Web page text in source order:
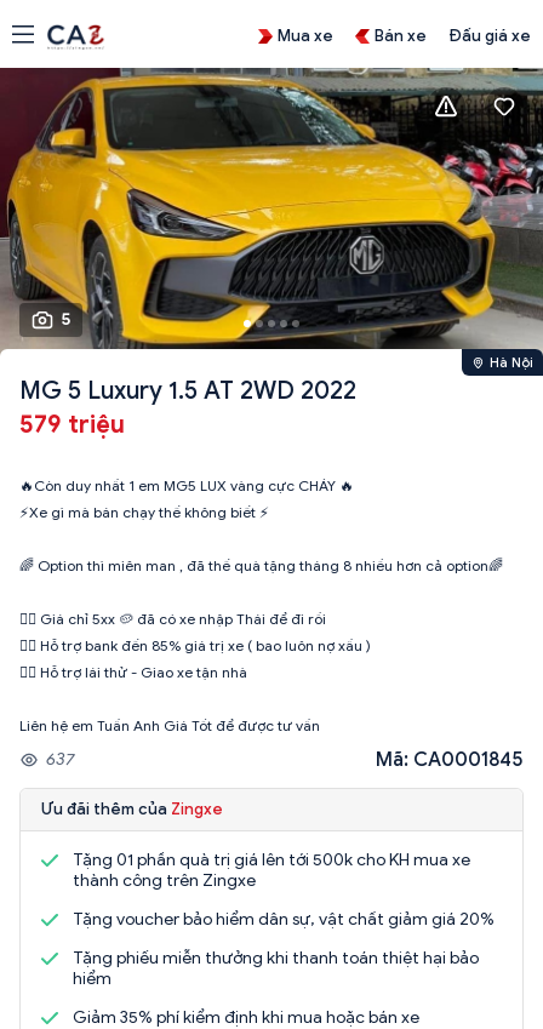
Mua xe Bán xe Đấu giá xe
5
Hà Nội
MG 5 Luxury 1.5 AT 2WD 2022
579 triệu
🔥Còn duy nhất 1 em MG5 LUX vàng cực CHÁY 🔥
⚡Xe gì mà bán chạy thế không biết ⚡️
🌈 Option thì miên man , đã thế quà tặng tháng 8 nhiều hơn cả option🌈
👉🏻 Giá chỉ 5xx 🥔 đã có xe nhập Thái để đi rồi
👉🏻 Hỗ trợ bank đến 85% giá trị xe ( bao luôn nợ xấu )
👉🏻 Hỗ trợ lái thử - Giao xe tận nhà
637 Mã: CA0001845
Ưu đãi thêm của Zingxe
Tặng 01 phần quà trị giá lên tới 500k cho KH mua xe
thành công trên Zingxe
Tặng voucher bảo hiểm dân sự, vật chất giảm giá 20%
Tặng phiếu miễn thưởng khi thanh toán thiệt hại bảo
hiểm
Giảm 35% phí kiểm định khi mua hoặc bán xe